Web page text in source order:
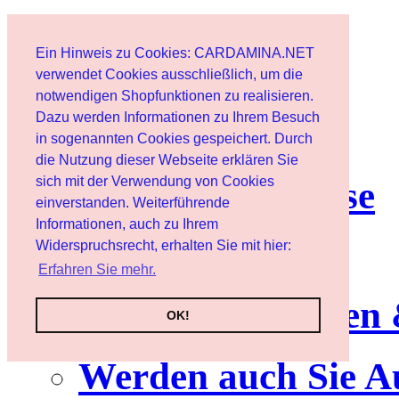
Ein Hinweis zu Cookies: CARDAMINA.NET
verwendet Cookies ausschließlich, um die
notwendigen Shopfunktionen zu realisieren.
Dazu werden Informationen zu Ihrem Besuch
in sogenannten Cookies gespeichert. Durch
die Nutzung dieser Webseite erklären Sie
sich mit der Verwendung von Cookies
einverstanden. Weiterführende
Informationen, auch zu Ihrem
Widerspruchsrecht, erhalten Sie mit hier:
Erfahren Sie mehr.
OK!
Benutzer
Newsletter
Nutzungshinweise
Service
Werden auch Sie